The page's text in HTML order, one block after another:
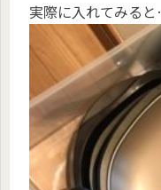
実際に入れてみると